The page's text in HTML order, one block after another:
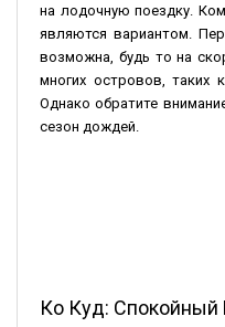
на лодочную поездку.
являются вариантом.
возможна, будь то на
многих островов, таких
Однако обратите
сезон дождей.
Ко Куд: Спокойный